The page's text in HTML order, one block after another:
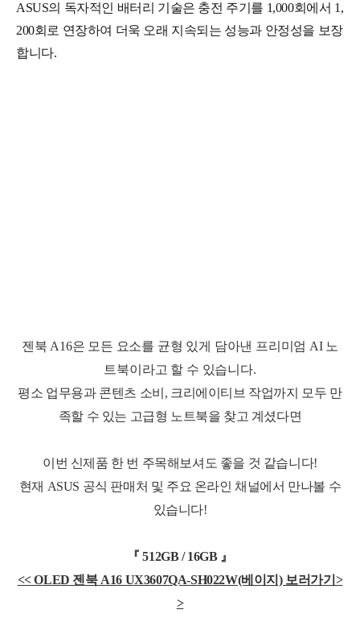
ASUS의 독자적인 배터리 기술은 충전 주기를 1,000회에서 1,
200회로 연장하여 더욱 오래 지속되는 성능과 안정성을 보장
합니다.
젠북 A16은 모 든 요소를 균형 있게 담아낸 프리 미 엄 AI 노
트북이 라고 할 수 있습니 다.
평소 업무용과 콘텐츠 소비, 크리에이티브 작업까지 모두 만
족할 수 있는 고급형 노트북을 찾고 계셨다면
이번 신제품 한 번 주목해보셔도 좋을 것 같습니다!
현재 ASUS 공식 판매처 및 주요 온라인 채널에서 만나볼 수
있습니다!
『 512GB / 16GB 』
<< OLED 젠북 A16 UX3607QA-SH022W(베이지) 보러가기>
>